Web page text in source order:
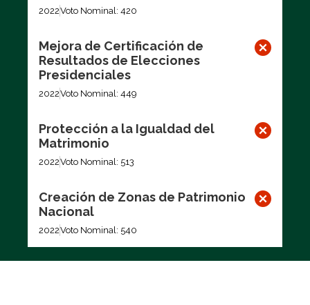
2022Voto Nominal: 420
Mejora de Certificación de
Resultados de Elecciones
Presidenciales
2022Voto Nominal: 449
Protección a la Igualdad del
Matrimonio
2022Voto Nominal: 513
Creación de Zonas de Patrimonio
Nacional
2022Voto Nominal: 540